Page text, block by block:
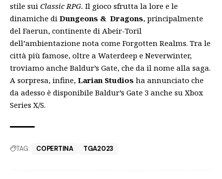
stile sui Classic RPG. Il gioco sfrutta la lore e le
dinamiche di Dungeons & Dragons, principalmente
del Faerun, continente di Abeir-Toril
dell’ambientazione nota come Forgotten Realms. Tra le
città più famose, oltre a Waterdeep e Neverwinter,
troviamo anche Baldur’s Gate, che da il nome alla saga.
A sorpresa, infine, Larian Studios ha annunciato che
da adesso è disponibile Baldur’s Gate 3 anche su Xbox
Series X/S.
TAG: COPERTINA TGA2023